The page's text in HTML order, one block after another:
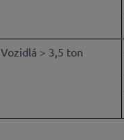
Vozidlá > 3,5 ton